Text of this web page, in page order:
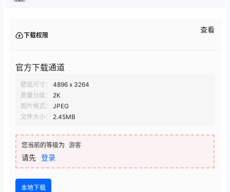
下载权限
查看
官方下载通道
壁纸尺寸：
4896 x 3264
质量分级：
2K
图片格式：
JPEG
文件大小：
2.45MB
您当前的等级为 游客
请先 登录
本地下载